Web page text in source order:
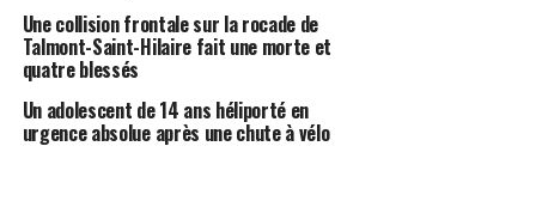
Une collision frontale sur la rocade de
Talmont-Saint-Hilaire fait une morte et
quatre blessés
Un adolescent de 14 ans héliporté en
urgence absolue après une chute à vélo